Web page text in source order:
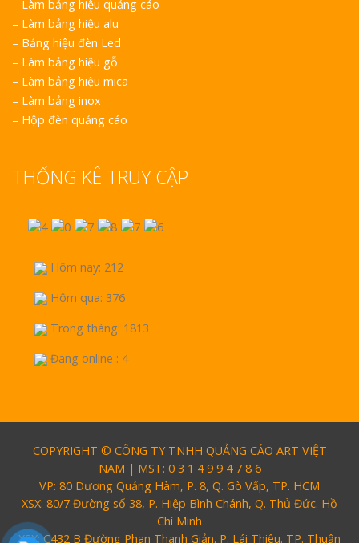
– Làm bảng hiệu quảng cáo
– Làm bảng hiệu alu
– Bảng hiệu đèn Led
– Làm bảng hiệu gỗ
– Làm bảng hiệu mica
– Làm bảng inox
– Hộp đèn quảng cáo
THỐNG KÊ TRUY CẬP
Hôm nay: 212
Hôm qua: 376
Trong tháng: 1813
Đang online : 4
COPYRIGHT © CÔNG TY TNHH QUẢNG CÁO ART VIỆT
NAM | MST: 0 3 1 4 9 9 4 7 8 6
VP: 80 Dương Quảng Hàm, P. 8, Q. Gò Vấp, TP. HCM
XSX: 80/7 Đường số 38, P. Hiệp Bình Chánh, Q. Thủ Đức. Hồ
Chí Minh
XSX: C432 B Đường Phan Thanh Giản. P. Lái Thiêu. TP. Thuận